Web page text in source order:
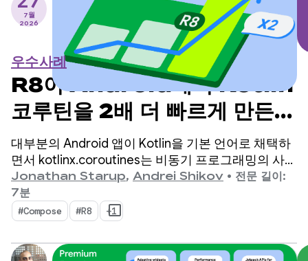
7월
2026
우수사례
R8이 Android에서 Kotlin
코루틴을 2배 더 빠르게 만든
방법
대부분의 Android 앱이 Kotlin을 기본 언어로 채택하
면서 kotlinx.coroutines는 비동기 프로그래밍의 사실
상 표준이 되었습니다. 이 라이브러리는 Kotlin에 네
이티브인 동시 흐름을 관리하는 잘 설계되고 구조화
된 방법을 제공합니다.
Jonathan Starup, Andrei Shikov • 전문 길이:
7분
#Compose #R8 +1